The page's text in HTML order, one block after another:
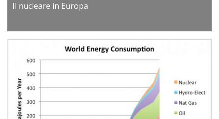
Il nucleare in Europa